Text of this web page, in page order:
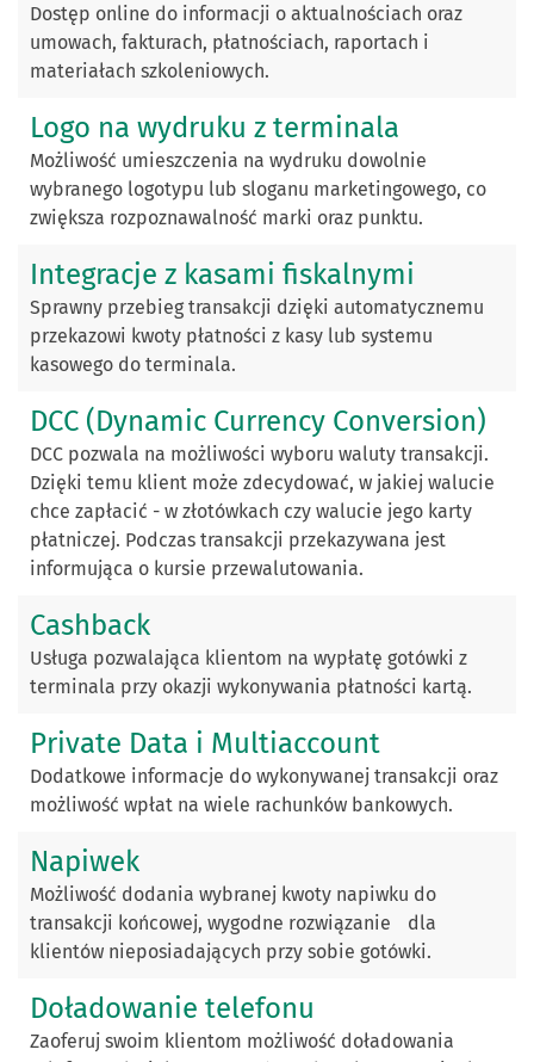
Dostęp online do informacji o aktualnościach oraz
umowach, fakturach, płatnościach, raportach i
materiałach szkoleniowych.
Logo na wydruku z terminala
Możliwość umieszczenia na wydruku dowolnie
wybranego logotypu lub sloganu marketingowego, co
zwiększa rozpoznawalność marki oraz punktu.
Integracje z kasami fiskalnymi
Sprawny przebieg transakcji dzięki automatycznemu
przekazowi kwoty płatności z kasy lub systemu
kasowego do terminala.
DCC (Dynamic Currency Conversion)
DCC pozwala na możliwości wyboru waluty transakcji.
Dzięki temu klient może zdecydować, w jakiej walucie
chce zapłacić - w złotówkach czy walucie jego karty
płatniczej. Podczas transakcji przekazywana jest
informująca o kursie przewalutowania.
Cashback
Usługa pozwalająca klientom na wypłatę gotówki z
terminala przy okazji wykonywania płatności kartą.
Private Data i Multiaccount
Dodatkowe informacje do wykonywanej transakcji oraz
możliwość wpłat na wiele rachunków bankowych.
Napiwek
Możliwość dodania wybranej kwoty napiwku do
transakcji końcowej, wygodne rozwiązanie dla
klientów nieposiadających przy sobie gotówki.
Doładowanie telefonu
Zaoferuj swoim klientom możliwość doładowania